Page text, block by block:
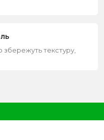
збережуть текстуру,